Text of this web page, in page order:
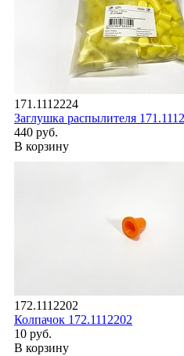
171.1112224
Заглушка распылителя
440 руб.
В корзину
172.1112202
Колпачок 172.1112202
10 руб.
В корзину